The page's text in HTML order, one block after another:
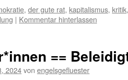
, der gute rat, kapitalismus, kritik
| Kommentar hinterlassen
==
2024von engelsgefluester